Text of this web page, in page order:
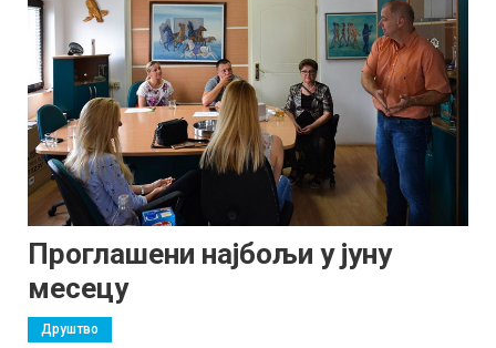
Проглашени најбољи у јуну
месецу
Друштво